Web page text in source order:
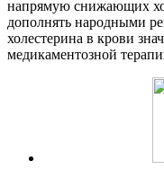
напрямую снижающих
дополнять народными
холестерина в крови
медикаментозной